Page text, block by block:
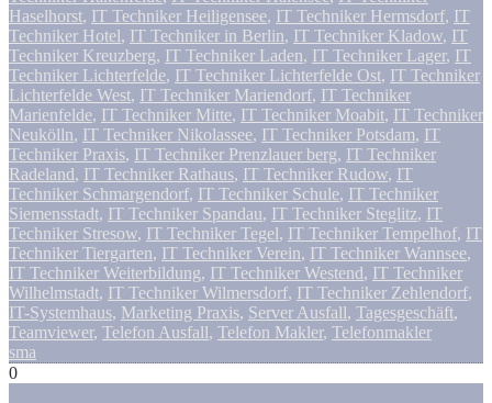
Haselhorst, IT Techniker Heiligensee, IT Techniker Hermsdorf, IT
Techniker Hotel, IT Techniker in Berlin, IT Techniker Kladow, IT
Techniker Kreuzberg, IT Techniker Laden, IT Techniker Lager, IT
Techniker Lichterfelde, IT Techniker Lichterfelde Ost, IT Techniker
Lichterfelde West, IT Techniker Mariendorf, IT Techniker
Marienfelde, IT Techniker Mitte, IT Techniker Moabit, IT Techniker
Neukölln, IT Techniker Nikolassee, IT Techniker Potsdam, IT
Techniker Praxis, IT Techniker Prenzlauer berg, IT Techniker
Radeland, IT Techniker Rathaus, IT Techniker Rudow, IT
Techniker Schmargendorf, IT Techniker Schule, IT Techniker
Siemensstadt, IT Techniker Spandau, IT Techniker Steglitz, IT
Techniker Stresow, IT Techniker Tegel, IT Techniker Tempelhof, IT
Techniker Tiergarten, IT Techniker Verein, IT Techniker Wannsee,
IT Techniker Weiterbildung, IT Techniker Westend, IT Techniker
Wilhelmstadt, IT Techniker Wilmersdorf, IT Techniker Zehlendorf,
IT-Systemhaus, Marketing Praxis, Server Ausfall, Tagesgeschäft,
Teamviewer, Telefon Ausfall, Telefon Makler, Telefonmakler
sma
0